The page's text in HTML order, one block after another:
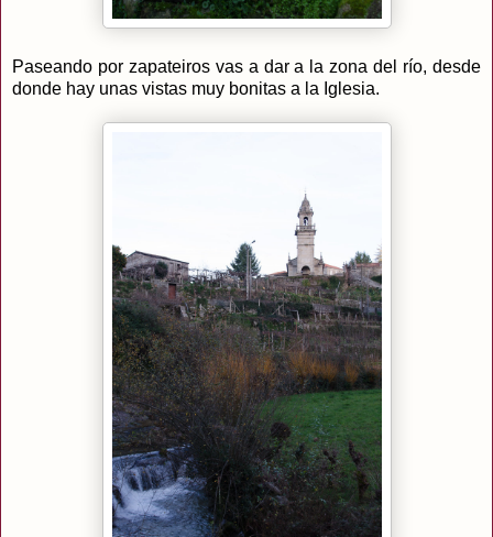
Paseando por zapateiros vas a dar a la zona del río, desde
donde hay unas vistas muy bonitas a la Iglesia.